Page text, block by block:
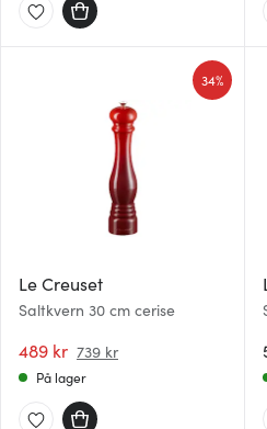
Le Creuset
Saltkvern 30 cm cerise
489 kr 739 kr
34%
På lager